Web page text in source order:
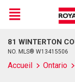
Live
En Direct
Menu
81 WINTERTON
NO. MLS® W13415506
Accueil Ontario